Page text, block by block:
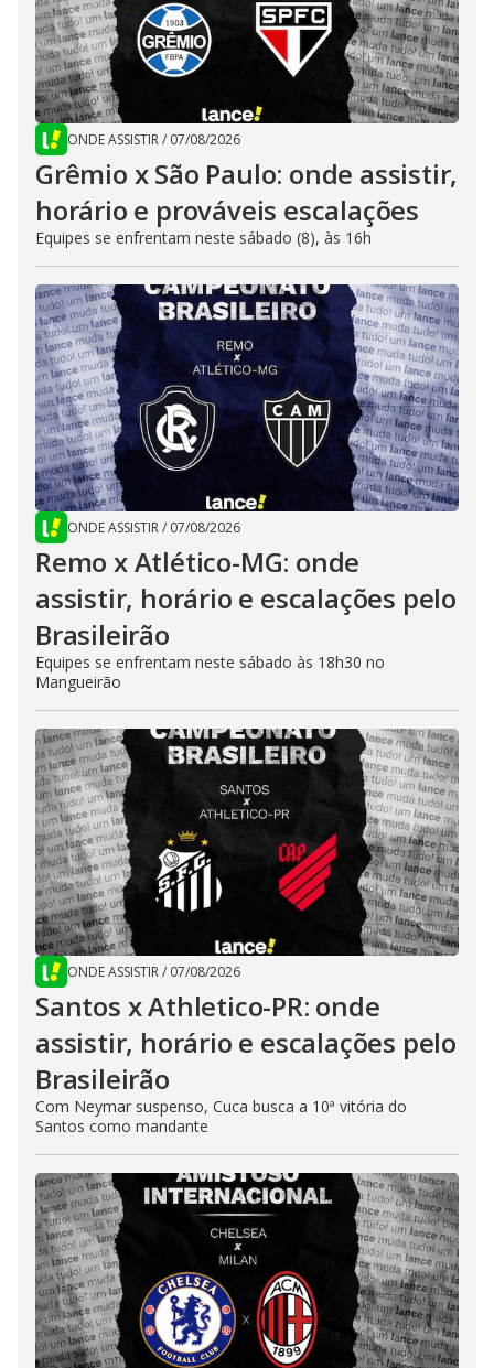
ONDE ASSISTIR/ 07/08/2026
Grêmio x São Paulo: onde assistir,
horário e prováveis escalações
Equipes se enfrentam neste sábado (8), às 16h
ONDE ASSISTIR/ 07/08/2026
Remo x Atlético-MG: onde
assistir, horário e escalações pelo
Brasileirão
Equipes se enfrentam neste sábado às 18h30 no
Mangueirão
ONDE ASSISTIR/ 07/08/2026
Santos x Athletico-PR: onde
assistir, horário e escalações pelo
Brasileirão
Com Neymar suspenso, Cuca busca a 10ª vitória do
Santos como mandante